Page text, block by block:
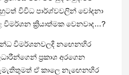
විවිධ පාර්ශ්ව­ව­ලින් චෝදනා
විම­ර්ශන ක්‍රියා­ත්මක වෙන­වාද…?
විම­ර්ශ­න­ව­ලදි නඟෙ­න­හිර
ප්‍රකාශ අර­ගෙන
ඒ කාලෙ නැඟෙ­න­හිර